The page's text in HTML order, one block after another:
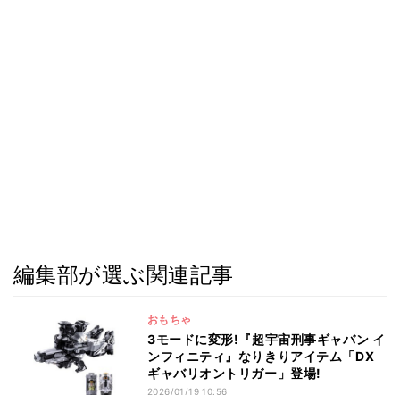
編集部が選ぶ関連記事
おもちゃ
3モードに変形!『超宇宙刑事ギャバン イ
ンフィニティ』なりきりアイテム「DX
ギャバリオントリガー」登場!
2026/01/19 10:56